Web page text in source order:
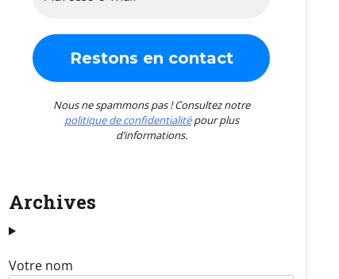
Nous ne spammons pas ! Consultez notre
politique de confidentialitépour plus
d’informations.
Archives
Votre nom